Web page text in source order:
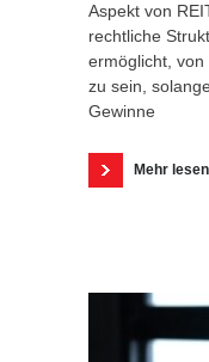
Aspekt von
rechtliche
ermöglicht,
zu sein,
Gewinne
Mehr lesen